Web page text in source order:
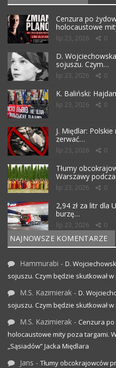
Cenzura po
holocaustowe
lip 23, 2026 0
D.
sojuszu. Czym…
lip 23, 2026 0
K. Baliński:
lip 23, 2026 0
J. Międlar:
zerwać…
lip 23, 2026 0
Tłumy
Warszawy
lip 23, 2026 0
2,94 zł za litr dla
burzę…
lip 23, 2026 0
NAJNOWSZE KOMENTARZE
Hammurabi - D.
sojuszu. Czym będzie skutkował w
M.S. Kazimierak - D.
sojuszu. Czym będzie skutkował w
M.S. Kazimierak - Cenzura po
holocaustowe mity poza targami.
„Sąsiadów” Jacka Międlara
Jans - Tłumy obcokrajowców